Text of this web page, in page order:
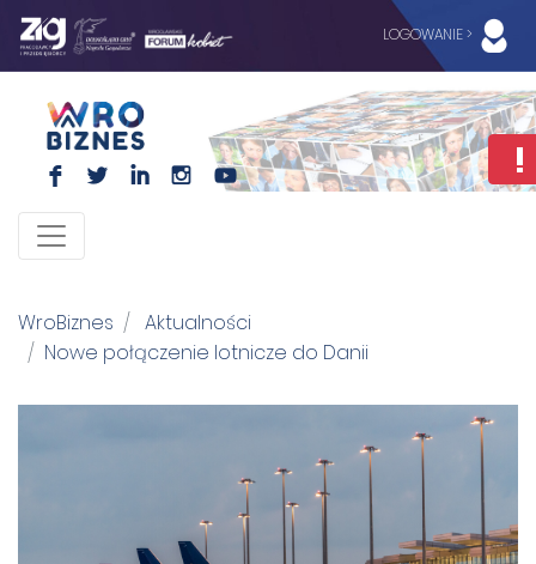
LOGOWANIE >
F L I I
WroBiznes
Aktualności
Nowe połączenie lotnicze do Danii